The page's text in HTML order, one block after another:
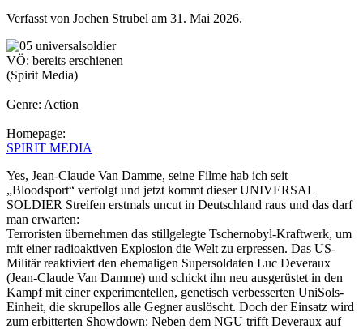
Verfasst von Jochen Strubel am 31. Mai 2026.
VÖ: bereits erschienen
(Spirit Media)
Genre: Action
Homepage:
SPIRIT MEDIA
Yes, Jean-Claude Van Damme, seine Filme hab ich seit
„Bloodsport“ verfolgt und jetzt kommt dieser UNIVERSAL
SOLDIER Streifen erstmals uncut in Deutschland raus und das darf
man erwarten:
Terroristen übernehmen das stillgelegte Tschernobyl‑Kraftwerk, um
mit einer radioaktiven Explosion die Welt zu erpressen. Das US-
Militär reaktiviert den ehemaligen Supersoldaten Luc Deveraux
(Jean-Claude Van Damme) und schickt ihn neu ausgerüstet in den
Kampf mit einer experimentellen, genetisch verbesserten UniSols-
Einheit, die skrupellos alle Gegner auslöscht. Doch der Einsatz wird
zum erbitterten Showdown: Neben dem NGU trifft Deveraux auf